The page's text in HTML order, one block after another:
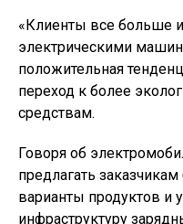
«Клиенты все больше
электрическими
положительная
переход к более
средствам.
Говоря об
предлагать
варианты продуктов и
инфраструктуру